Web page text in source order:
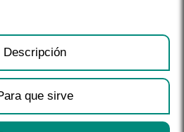
Descripción
que sirve